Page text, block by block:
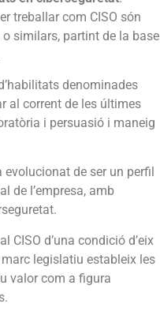
treballar com CISO són
similars, partint de la base
denominades
al corrent de les últimes
i persuasió i maneig
evolucionat de ser un perfil
de l’empresa, amb
CISO d’una condició d’eix
legislatiu estableix les
valor com a figura